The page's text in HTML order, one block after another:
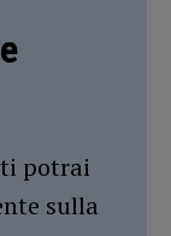
potrai
sulla